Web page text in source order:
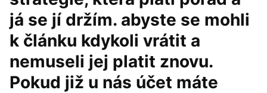
já se jí držím. abyste se mohli
k článku kdykoli vrátit a
nemuseli jej platit znovu.
Pokud již u nás účet máte